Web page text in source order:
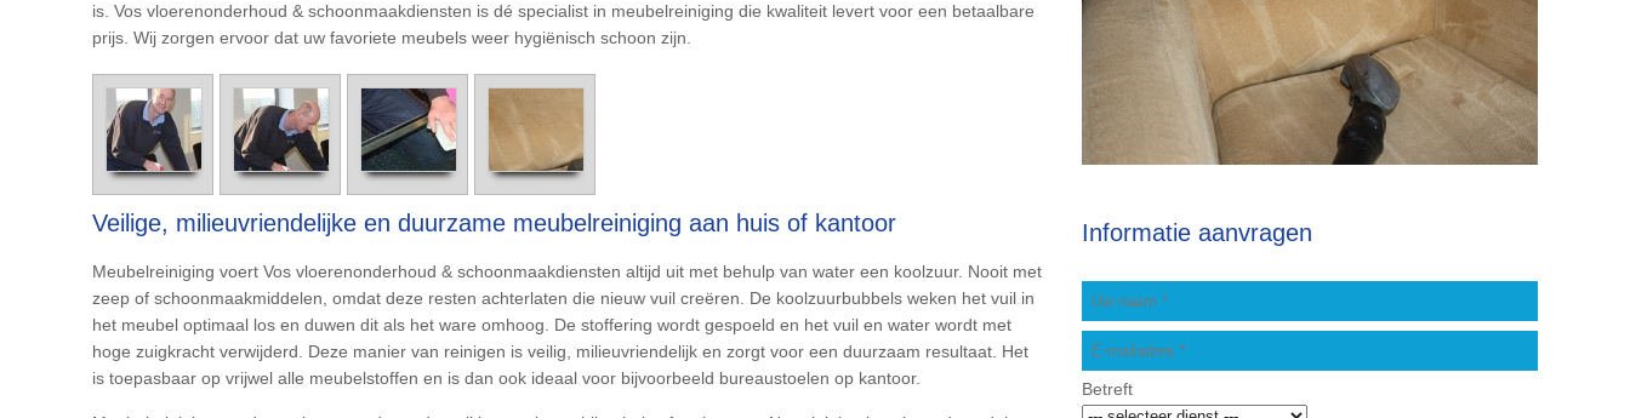
is. Vos vloerenonderhoud & schoonmaakdiensten is dé specialist in meubelreiniging die kwaliteit levert voor een betaalbare
prijs. Wij zorgen ervoor dat uw favoriete meubels weer hygiënisch schoon zijn.
Veilige, milieuvriendelijke en duurzame meubelreiniging aan huis of kantoor
Meubelreiniging voert Vos vloerenonderhoud & schoonmaakdiensten altijd uit met behulp van water een koolzuur. Nooit met
zeep of schoonmaakmiddelen, omdat deze resten achterlaten die nieuw vuil creëren. De koolzuurbubbels weken het vuil in
het meubel optimaal los en duwen dit als het ware omhoog. De stoffering wordt gespoeld en het vuil en water wordt met
hoge zuigkracht verwijderd. Deze manier van reinigen is veilig, milieuvriendelijk en zorgt voor een duurzaam resultaat. Het
is toepasbaar op vrijwel alle meubelstoffen en is dan ook ideaal voor bijvoorbeeld bureaustoelen op kantoor.
Informatie aanvragen
Betreft